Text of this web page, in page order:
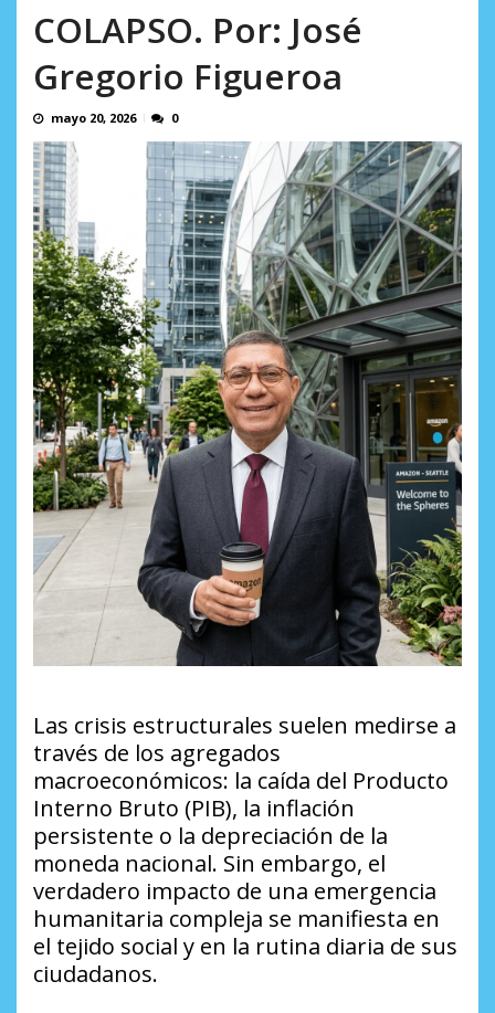
AGOSTO 7, 2026
COLAPSO. Por: José
Gregorio Figueroa
mayo 20, 2026 0
Las crisis estructurales suelen medirse a
través de los agregados
macroeconómicos: la caída del Producto
Interno Bruto (PIB), la inflación
persistente o la depreciación de la
moneda nacional. Sin embargo, el
verdadero impacto de una emergencia
humanitaria compleja se manifiesta en
el tejido social y en la rutina diaria de sus
ciudadanos.